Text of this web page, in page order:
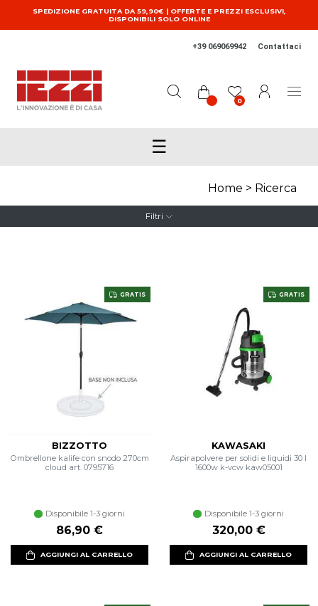
Salta al contenuto principale
SPEDIZIONE GRATUITA DA 59,90€ | OFFERTE E PREZZI ESCLUSIVI,
DISPONIBILI SOLO ONLINE
+39 069069942 Contattaci
0
☰
Home > Ricerca
Filtri
GRATIS
BIZZOTTO
Ombrellone kalife con snodo 270cm
cloud art. 0795716
Disponibile 1-3 giorni
86,90 €
AGGIUNGI AL CARRELLO
GRATIS
KAWASAKI
Aspirapolvere per solidi e liquidi 30 l
1600w k-vcw kaw05001
Disponibile 1-3 giorni
320,00 €
AGGIUNGI AL CARRELLO